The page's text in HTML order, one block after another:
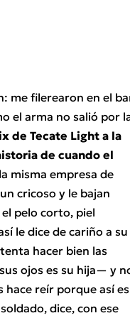
me filerearon en el
el arma no salió por
de Tecate Light a la
de cuando el
misma empresa de
cricoso y le bajan
pelo corto, piel
le dice de cariño a su
hacer bien las
ojos es su hija— y
hace reír porque así es
dice, con ese